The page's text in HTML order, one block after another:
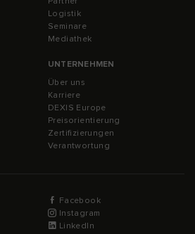
Logistik
Seminare
Mediathek
UNTERNEHMEN
Über uns
Karriere
DEXIS Europe
Preisorientierung
Zertifizierungen
Verantwortung
Facebook
Instagram
LinkedIn